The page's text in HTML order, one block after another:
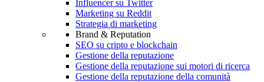
Influencer su Twitter
Marketing su Reddit
Strategia di marketing
Brand & Reputation
SEO su cripto e blockchain
Gestione della reputazione
Gestione della reputazione sui motori di ricerca
Gestione della reputazione della comunità